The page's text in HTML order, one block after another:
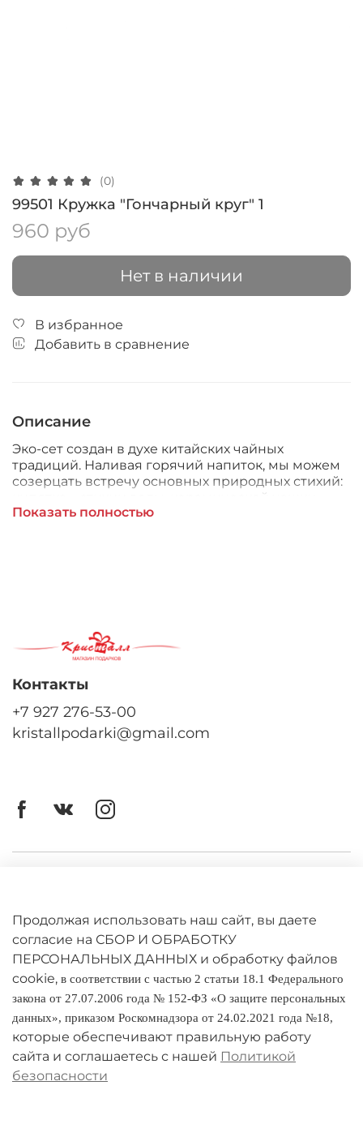
(0)
99501 Кружка "Гончарный круг" 1
960 руб
Нет в наличии
В избранное
Добавить в сравнение
Описание
Эко-сет создан в духе китайских чайных
традиций. Наливая горячий напиток, мы можем
созерцать встречу основных природных стихий:
стихии земли, дерева...
Показать полностью
Политика конфиденциальности
Оплата и доставка
Условия обмена и возврата
Реквизиты
О компании
Контакты
+7 927 276-53-00
kristallpodarki@gmail.com
Продолжая использовать наш сайт, вы даете
согласие на СБОР И ОБРАБОТКУ
ПЕРСОНАЛЬНЫХ ДАННЫХ и обработку файлов
cookie, в соответствии с частью 2 статьи 18.1 Федерального
закона от 27.07.2006 года № 152-ФЗ «О защите персональных
данных», приказом Роскомнадзора от 24.02.2021 года №18,
которые обеспечивают правильную работу
сайта и соглашаетесь с нашей Политикой
безопасности